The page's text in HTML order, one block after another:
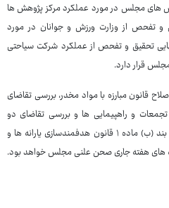
های مجلس در مورد عملکرد مرکز پژوهش ها
و تفحص از وزارت ورزش ‌و جوانان در مورد
تحقیق و تفحص از عملکرد شرکت سیاحتی
قرار دارد.
قانون مبارزه با مواد مخدر، بررسی تقاضای
و راهپیمایی ها و بررسی تقاضای دو
فوریت در مورد طرح الحاق سه تبصره به بند (ب) ماده ۱ قانون هدفمندسازی یارانه ها و
های هفته جاری صحن علنی مجلس خواهد بود.